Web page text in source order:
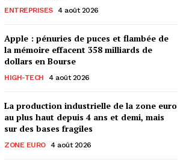
ENTREPRISES 4 août 2026
Apple : pénuries de puces et flambée de
la mémoire effacent 358 milliards de
dollars en Bourse
HIGH-TECH 4 août 2026
La production industrielle de la zone euro
au plus haut depuis 4 ans et demi, mais
sur des bases fragiles
ZONE EURO 4 août 2026